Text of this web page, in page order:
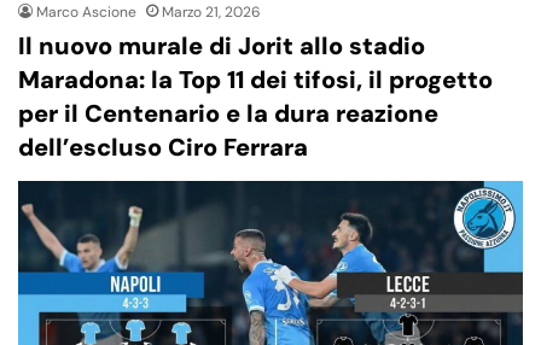
Marco Ascione Marzo 21, 2026
Il nuovo murale di Jorit allo stadio
Maradona: la Top 11 dei tifosi, il progetto
per il Centenario e la dura reazione
dell’escluso Ciro Ferrara